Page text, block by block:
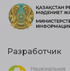
Разработчик